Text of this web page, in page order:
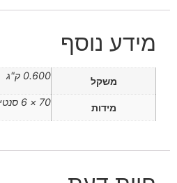
מידע נוסף
משקל 0.600 ק"ג
מידות 70 × 6 סנטימטרים